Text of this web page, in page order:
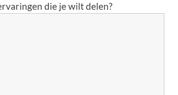
die je wilt delen?